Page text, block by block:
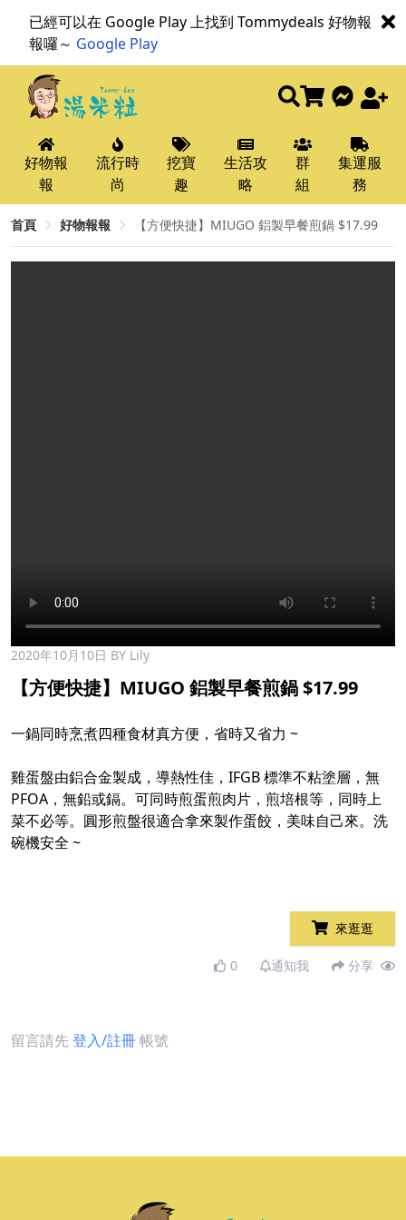
已經可以在 Google Play 上找到 Tommydeals 好物報
報囉～ Google Play
好物報
報
流行時
尚
挖寶
趣
生活攻
略
群
組
集運服
務
首頁 好物報報 【方便快捷】MIUGO 鋁製早餐煎鍋 $17.99
2020年10月10日 BY Lily
【方便快捷】MIUGO 鋁製早餐煎鍋 $17.99
一鍋同時烹煮四種食材真方便，省時又省力 ~
雞蛋盤由鋁合金製成，導熱性佳，IFGB 標準不粘塗層，無
PFOA，無鉛或鎘。可同時煎蛋煎肉片，煎培根等，同時上
菜不必等。圓形煎盤很適合拿來製作蛋餃，美味自己來。洗
碗機安全 ~
來逛逛
0 通知我 分享
留言請先登入/註冊帳號